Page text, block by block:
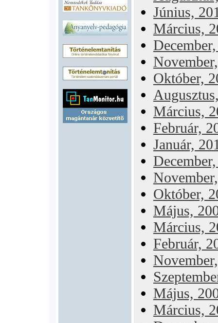
Június,
Március,
Október,
Március,
Február,
Január,
Október,
Május,
Március,
Február,
Május,
Március,